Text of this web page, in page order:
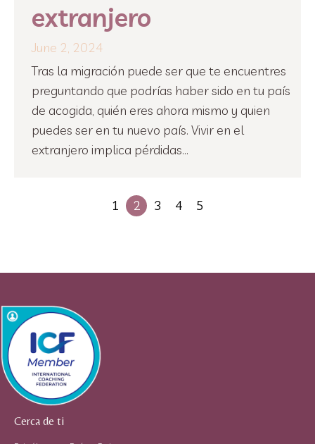
extranjero
June 2, 2024
Tras la migración puede ser que te encuentres
preguntando que podrías haber sido en tu país
de acogida, quién eres ahora mismo y quien
puedes ser en tu nuevo país. Vivir en el
extranjero implica pérdidas...
1 2 3 4 5
Cerca de ti